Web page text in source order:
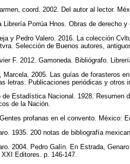
coord. 2002. Del autor al lector.
Librería Porrúa Hnos. Obras de
y Pedro Valero. 2016. La colección
Selección de Buenos autores,
F. 2012. Gamoneda. Bibliógrafo.
Marcela. 2005. Las guías de forasteros
letras: Publicaciones periódicas y
de Estadística Nacional. 1928. Resumen
de la Nación.
profanas en el convento. México:
1935. 200 notas de bibliografía
2004. Pedro Galín. En Estrada,
Editores. p. 146-147.